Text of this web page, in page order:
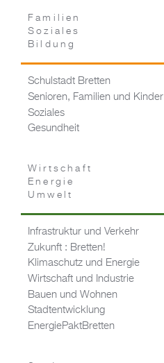
Familien
Soziales
Bildung
Schulstadt Bretten
Senioren, Familien und Kinder
Soziales
Gesundheit
Wirtschaft
Energie
Umwelt
Infrastruktur und Verkehr
Zukunft : Bretten!
Klimaschutz und Energie
Wirtschaft und Industrie
Bauen und Wohnen
Stadtentwicklung
EnergiePaktBretten